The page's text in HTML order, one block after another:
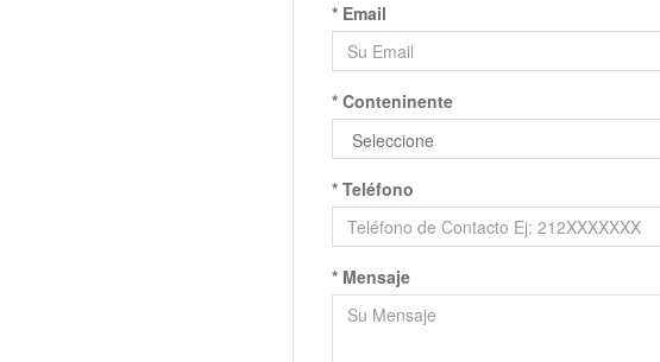
* Email
* Conteninente
* Teléfono
* Mensaje